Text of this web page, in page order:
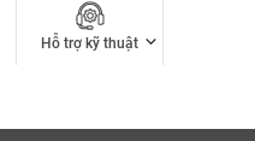
Hỗ trợ kỹ thuật